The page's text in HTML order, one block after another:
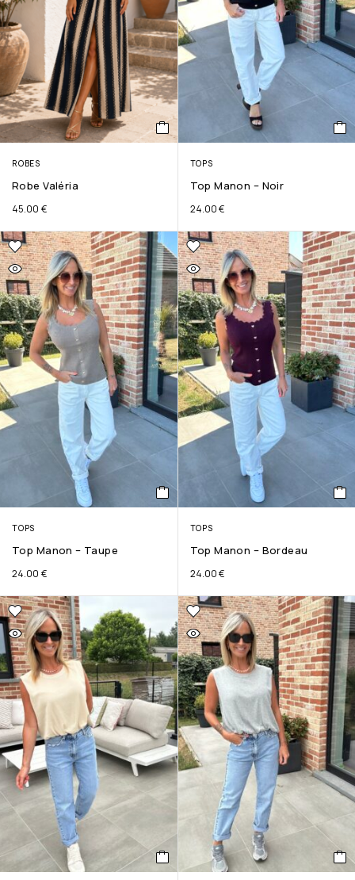
ROBES
Robe Valéria
45.00 €
TOPS
Top Manon – Noir
24.00€
TOPS
Top Manon – Taupe
24.00 €
TOPS
Top Manon – Bordeau
24.00€